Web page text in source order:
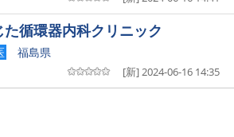
た循環器内科クリニック
福島県
[新] 2024-06-16 14:35